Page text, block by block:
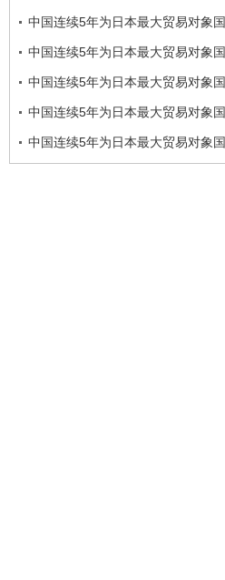
中国连续5年为日本最大贸易对象国
中国连续5年为日本最大贸易对象国
中国连续5年为日本最大贸易对象国
中国连续5年为日本最大贸易对象国
中国连续5年为日本最大贸易对象国